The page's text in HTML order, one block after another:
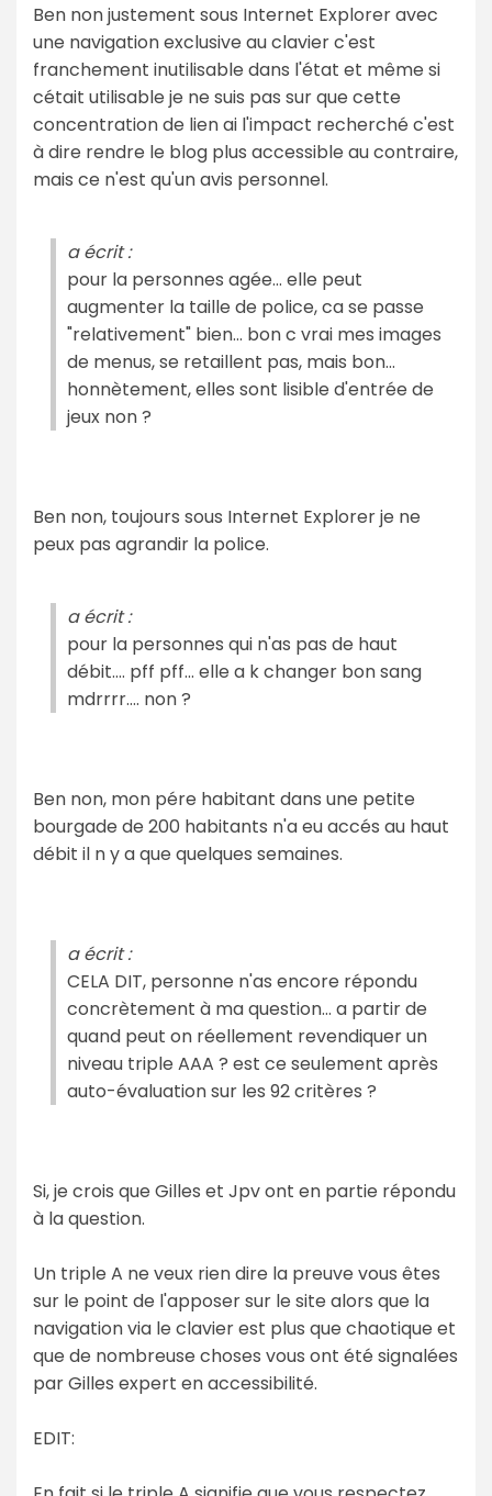
Ben non justement sous Internet Explorer avec
une navigation exclusive au clavier c'est
franchement inutilisable dans l'état et même si
cétait utilisable je ne suis pas sur que cette
concentration de lien ai l'impact recherché c'est
à dire rendre le blog plus accessible au contraire,
mais ce n'est qu'un avis personnel.
a écrit :
pour la personnes agée... elle peut
augmenter la taille de police, ca se passe
"relativement" bien... bon c vrai mes images
de menus, se retaillent pas, mais bon...
honnètement, elles sont lisible d'entrée de
jeux non ?
Ben non, toujours sous Internet Explorer je ne
peux pas agrandir la police.
a écrit :
pour la personnes qui n'as pas de haut
débit.... pff pff... elle a k changer bon sang
mdrrrr.... non ?
Ben non, mon pére habitant dans une petite
bourgade de 200 habitants n'a eu accés au haut
débit il n y a que quelques semaines.
a écrit :
CELA DIT, personne n'as encore répondu
concrètement à ma question... a partir de
quand peut on réellement revendiquer un
niveau triple AAA ? est ce seulement après
auto-évaluation sur les 92 critères ?
Si, je crois que Gilles et Jpv ont en partie répondu
à la question.
Un triple A ne veux rien dire la preuve vous êtes
sur le point de l'apposer sur le site alors que la
navigation via le clavier est plus que chaotique et
que de nombreuse choses vous ont été signalées
par Gilles expert en accessibilité.
EDIT: